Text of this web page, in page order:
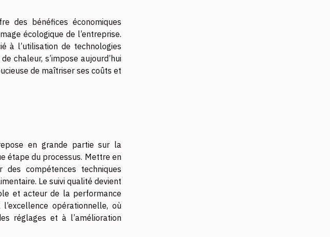
des bénéfices économiques
écologique de l’entreprise.
à l’utilisation de technologies
chaleur, s’impose aujourd’hui
de maîtriser ses coûts et
en grande partie sur la
étape du processus. Mettre en
compétences techniques
Le suivi qualité devient
et acteur de la performance
opérationnelle, où
réglages et à l’amélioration